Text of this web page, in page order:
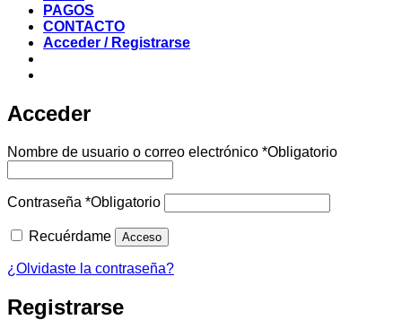
PAGOS
CONTACTO
Acceder / Registrarse
Acceder
Nombre de usuario o correo electrónico *Obligatorio
Contraseña *Obligatorio
Recuérdame Acceso
¿Olvidaste la contraseña?
Registrarse